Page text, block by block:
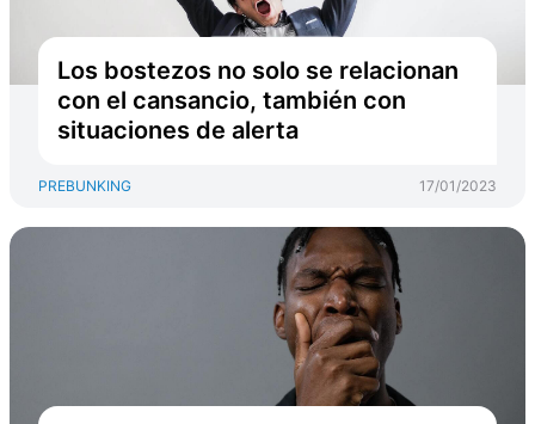
Los bostezos no solo se relacionan
con el cansancio, también con
situaciones de alerta
PREBUNKING 17/01/2023